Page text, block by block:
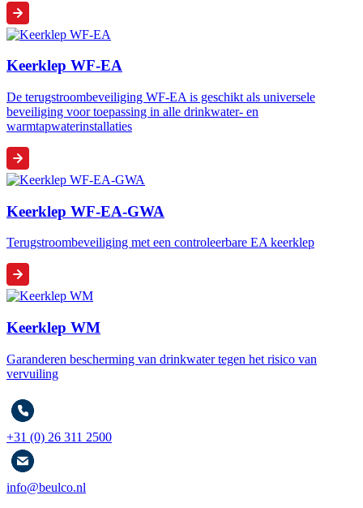
Keerklep WF-EA
De terugstroombeveiliging WF-EA is geschikt als universele
beveiliging voor toepassing in alle drinkwater- en
warmtapwaterinstallaties
Keerklep WF-EA-GWA
Terugstroombeveiliging met een controleerbare EA keerklep
Keerklep WM
Garanderen bescherming van drinkwater tegen het risico van
vervuiling
+31 (0) 26 311 2500
info@beulco.nl